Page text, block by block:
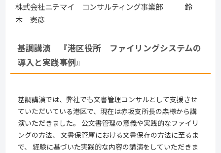
株式会社ニチマイ コンサルティング事業部 鈴
木 憲彦
基調講演 『港区役所 ファイリングシステムの
導入と実践事例』
基調講演では、弊社でも文書管理コンサルとして支援させ
ていただいている港区で、現在は赤坂支所長の森様から講
演いただきました。 公文書管理の意義や実践的なファイリ
ングの方法、 文書保管庫における文書保存の方法に至るま
で、 経験に基づいた実践的な内容の講演をしていただきま